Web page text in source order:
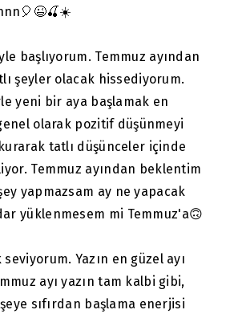
başlıyorum. Temmuz ayından
şeyler olacak hissediyorum.
yeni bir aya başlamak en
olarak pozitif düşünmeyi
tatlı düşünceler içinde
Temmuz ayından beklentim
yapmazsam ay ne yapacak
yüklenmesem mi Temmuz'a🙃
Yazın en güzel ayı
ayı yazın tam kalbi gibi,
sıfırdan başlama enerjisi